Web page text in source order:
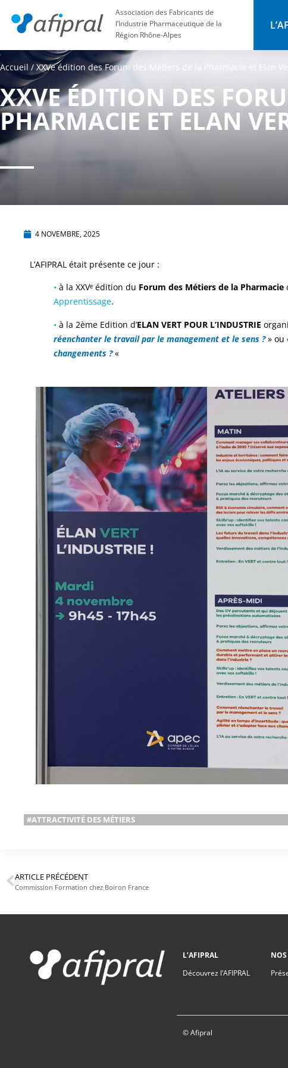
Association des Fabricants de
l’Industrie Pharmaceutique de la
Région Rhône-Alpes
Accueil / XXVe édition des Forum des Métiers de la Pharmacie et Elan
XXVE ÉDITION DES
PHARMACIE ET ELAN
4 NOVEMBRE, 2025
L’AFIPRAL était présente ce jour :
• à la XXVᵉ édition du Forum des Métiers de la Pharmacie
Apprentissage.
• à la 2ème Edition d’ELAN VERT POUR L’INDUSTRIE
réenchanter le travail par le management et le sens ?» ou
changements ?«
#ATTRACTIVITÉ DES MÉTIERS
ARTICLE PRÉCÉDENT
Commission Formation chez Boiron France
L’AFIPRAL
Découvrez l’AFIPRAL
© Afipral